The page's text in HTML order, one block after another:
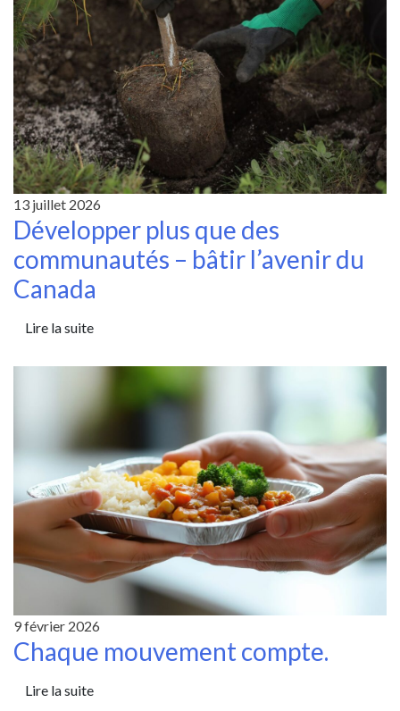
13 juillet 2026
Développer plus que des
communautés – bâtir l’avenir du
Canada
Lire la suite
9 février 2026
Chaque mouvement compte.
Lire la suite